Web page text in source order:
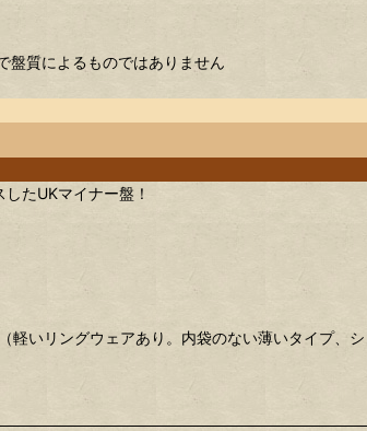
盤質によるものではありません
たUKマイナー盤！
軽いリングウェアあり。内袋のない薄いタイプ、シ